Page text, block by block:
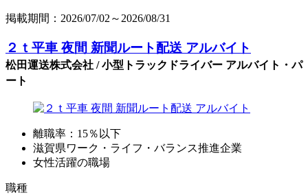
掲載期間：2026/07/02～2026/08/31
２ｔ平車 夜間 新聞ルート配送 アルバイト
松田運送株式会社 / 小型トラックドライバー アルバイト・パ
ート
離職率：15％以下
滋賀県ワーク・ライフ・バランス推進企業
女性活躍の職場
職種